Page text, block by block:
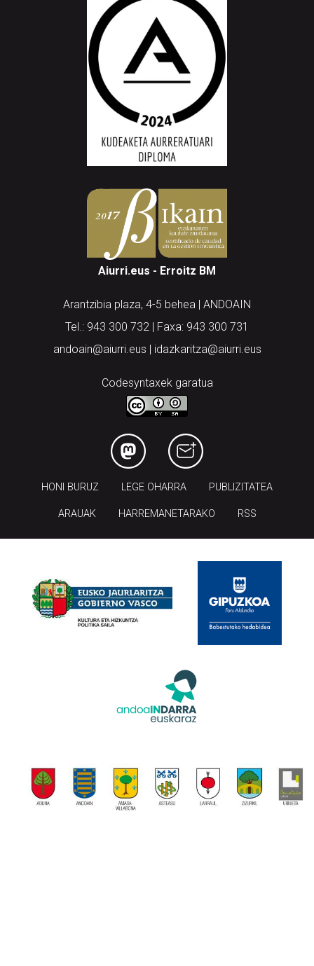
Aiurri.eus - Erroitz BM
Arantzibia plaza, 4-5 behea | ANDOAIN
Tel.: 943 300 732 | Faxa: 943 300 731
andoain@aiurri.eus | idazkaritza@aiurri.eus
Codesyntaxek garatua
HONI BURUZ LEGE OHARRA PUBLIZITATEA
ARAUAK HARREMANETARAKO RSS